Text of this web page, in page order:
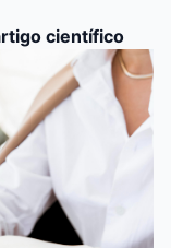
científico